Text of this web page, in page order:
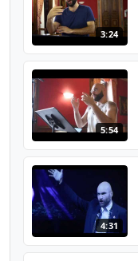
3:24
5:54
4:31